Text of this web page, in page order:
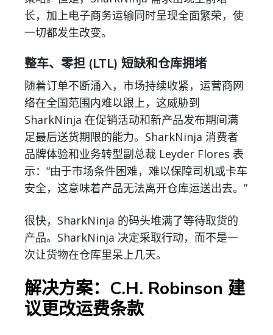
长，加上电子商务运输同时呈现全面繁荣，使
一切都发生改变。
整车、零担 (LTL) 短缺和仓库拥堵
随着订单不断涌入，市场持续收紧，运营商网
络在全国范围内难以跟上，这威胁到
SharkNinja 在促销活动和新产品发布期间满
足最后送货期限的能力。SharkNinja 消费者
品牌体验和业务转型副总裁 Leyder Flores 表
示：“由于市场条件困难，难以保障司机或卡车
安全，这意味着产品无法离开仓库运送出去。”
很快，SharkNinja 的码头堆满了等待取货的
产品。SharkNinja 决定采取行动，而不是一
次让货物在仓库里呆上几天。
解决方案：C.H. Robinson 建
议更改运费条款